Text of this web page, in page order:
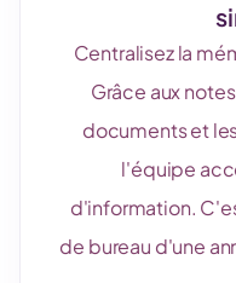
Centralisez la
Grâce aux
documents et
l'équipe
d'information.
de bureau d'une